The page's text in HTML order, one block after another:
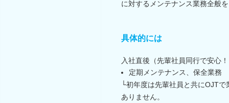
に対するメンテナンス業務全般
具体的には
入社直後（先輩社員同行で安心
定期メンテナンス、保全業務
└初年度は先輩社員と共にOJT
ありません。